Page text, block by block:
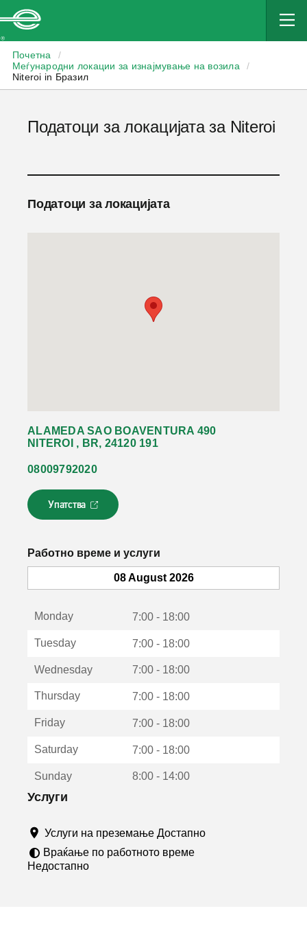
Почетна
/
Меѓународни локации за изнајмување на возила
/
Niteroi in Бразил
Податоци за локацијата за Niteroi
Податоци за локацијата
ALAMEDA SAO BOAVENTURA 490
NITEROI , BR, 24120 191
08009792020
Упатства
Л
и
к
с
о
р
Работно време и услуги
08 August 2026
Monday 7:00 - 18:00
Tuesday 7:00 - 18:00
Wednesday 7:00 - 18:00
Thursday 7:00 - 18:00
Friday 7:00 - 18:00
Saturday 7:00 - 18:00
Sunday 8:00 - 14:00
Услуги
Услуги на преземање Достапно
Враќање по работното време
Недостапно